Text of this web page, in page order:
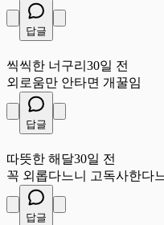
답글
씩씩한 너구리 30일 전
외로움만 안타면 개꿀임
답글
따뜻한 해달30일 전
꼭 외롭다느니 고독사한다
답글